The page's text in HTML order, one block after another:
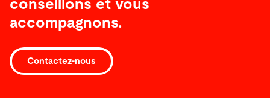
conseillons et vous
accompagnons.
Contactez-nous